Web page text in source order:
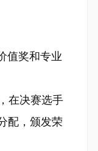
值奖和专业
在决赛选手
配，颁发荣